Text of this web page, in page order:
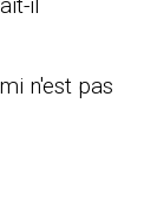
n'est pas